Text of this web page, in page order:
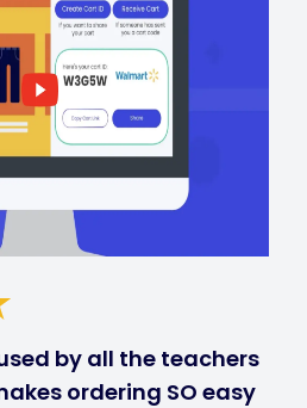
by all the teachers
ordering SO easy